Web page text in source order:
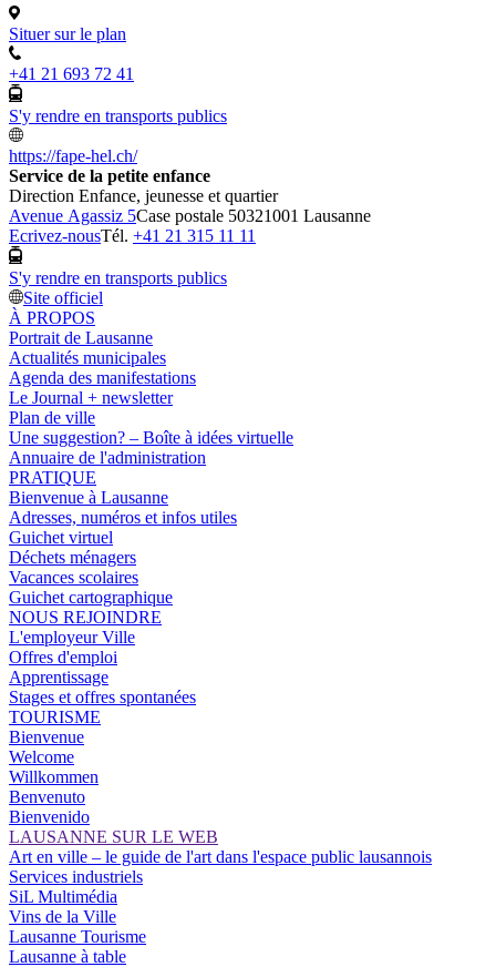
Situer sur le plan
+41 21 693 72 41
S'y rendre en transports publics
https://fape-hel.ch/
Service de la petite enfance
Direction Enfance, jeunesse et quartier
Avenue Agassiz 5Case postale 50321001 Lausanne
Ecrivez-nousTél. +41 21 315 11 11
S'y rendre en transports publics
Site officiel
À PROPOS
Portrait de Lausanne
Actualités municipales
Agenda des manifestations
Le Journal + newsletter
Plan de ville
Une suggestion? – Boîte à idées virtuelle
Annuaire de l'administration
PRATIQUE
Bienvenue à Lausanne
Adresses, numéros et infos utiles
Guichet virtuel
Déchets ménagers
Vacances scolaires
Guichet cartographique
NOUS REJOINDRE
L'employeur Ville
Offres d'emploi
Apprentissage
Stages et offres spontanées
TOURISME
Bienvenue
Welcome
Willkommen
Benvenuto
Bienvenido
LAUSANNE SUR LE WEB
Art en ville – le guide de l'art dans l'espace public lausannois
Services industriels
SiL Multimédia
Vins de la Ville
Lausanne Tourisme
Lausanne à table